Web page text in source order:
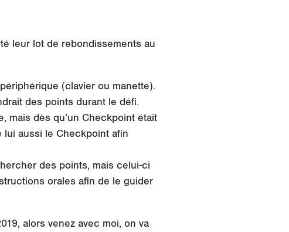
leur lot de rebondissements au
(clavier ou manette).
des points durant le défi.
mais dès qu’un Checkpoint était
aussi le Checkpoint afin
des points, mais celui-ci
orales afin de le guider
alors venez avec moi, on va